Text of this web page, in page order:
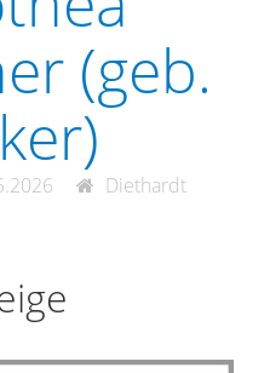
(geb.
Diethardt